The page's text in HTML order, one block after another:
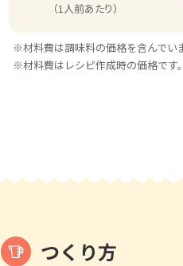
（1人前あたり）
※材料費は調味料の価格を含んでい
※材料費はレシピ作成時の価格です。
つくり方